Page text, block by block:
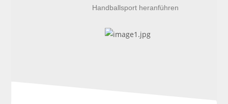
Handballsport heranführen